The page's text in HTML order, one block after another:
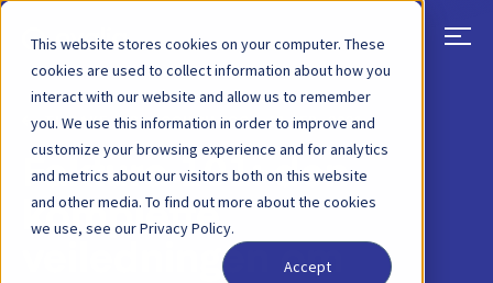
This website stores cookies on your computer. These
cookies are used to collect information about how you
interact with our website and allow us to remember
you. We use this information in order to improve and
customize your browsing experience and for analytics
and metrics about our visitors both on this website
and other media. To find out more about the cookies
we use, see our Privacy Policy.
Accept
TILBAKE BLOGGINNLEGG 01 FEB, 2021
Faktura 101: den
komplette
veiledningen om